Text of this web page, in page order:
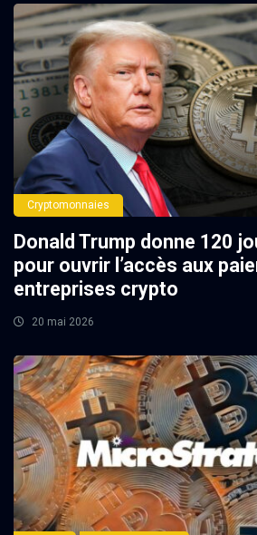
Cryptomonnaies
Donald Trump donne 120
pour ouvrir l’accès aux
entreprises crypto
20 mai 2026